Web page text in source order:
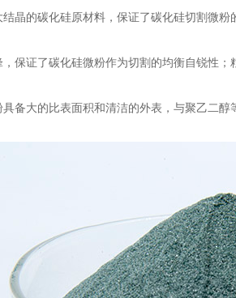
晶的碳化硅原材料，保证了碳化硅切割微粉
证了碳化硅微粉作为切割的均衡自锐性；
大的比表面积和清洁的外表，与聚乙二醇